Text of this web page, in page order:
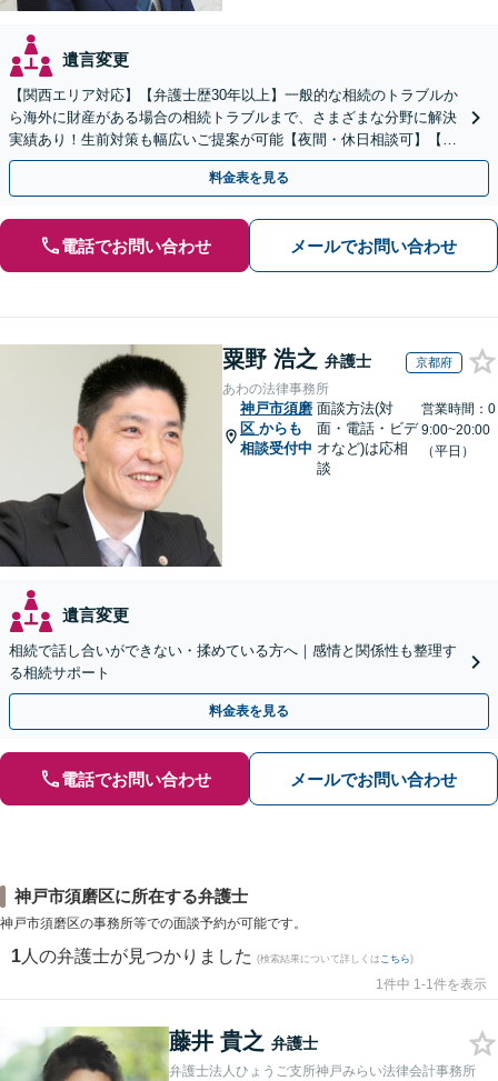
遺言変更
【関西エリア対応】【弁護士歴30年以上】一般的な相続のトラブルか
ら海外に財産がある場合の相続トラブルまで、さまざまな分野に解決
実績あり！生前対策も幅広いご提案が可能【夜間・休日相談可】【完
全個室】
料金表を見る
電話でお問い合わせ メールでお問い合わせ
粟野 浩之 弁護士 京都府
あわの法律事務所
神戸市須磨
区 からも
相談受付中
面談方法(対
面・電話・ビデ
オなど)は応相
談
営業時間：0
9:00~20:00
（平日）
遺言変更
相続で話し合いができない・揉めている方へ｜感情と関係性も整理す
る相続サポート
料金表を見る
電話でお問い合わせ メールでお問い合わせ
神戸市須磨区に所在する弁護士
神戸市須磨区の事務所等での面談予約が可能です。
1 人の弁護士が見つかりました (検索結果について詳しくは こちら)
1件中 1-1件を表示
藤井 貴之 弁護士
弁護士法人ひょうご支所神戸みらい法律会計事務所